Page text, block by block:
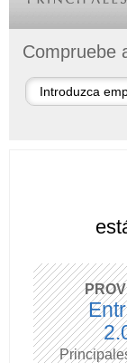
Compruebe